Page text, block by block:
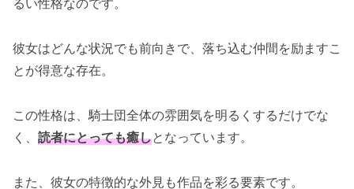
るい性格なのです。
彼女はどんな状況でも前向きで、落ち込む仲間を励ますこ
とが得意な存在。
この性格は、騎士団全体の雰囲気を明るくするだけでな
く、 読者にとっても癒しとなっています。
また、彼女の特徴的な外見も作品を彩る要素です。